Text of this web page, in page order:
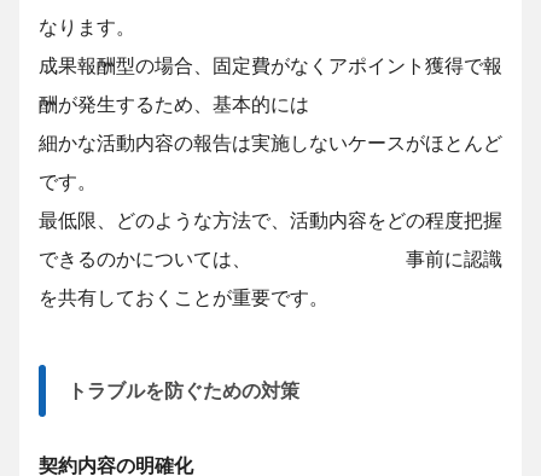
なります。
成果報酬型の場合、固定費がなくアポイント獲得で報
酬が発生するため、基本的には
細かな活動内容の報告は実施しないケースがほとんど
です。
最低限、どのような方法で、活動内容をどの程度把握
できるのかについては、 事前に認識
を共有しておくことが重要です。
トラブルを防ぐための対策
契約内容の明確化